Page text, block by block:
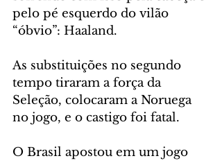
pelo pé esquerdo do vilão
“óbvio”: Haaland.
As substituições no segundo
tempo tiraram a força da
Seleção, colocaram a Noruega
no jogo, e o castigo foi fatal.
O Brasil apostou em um jogo